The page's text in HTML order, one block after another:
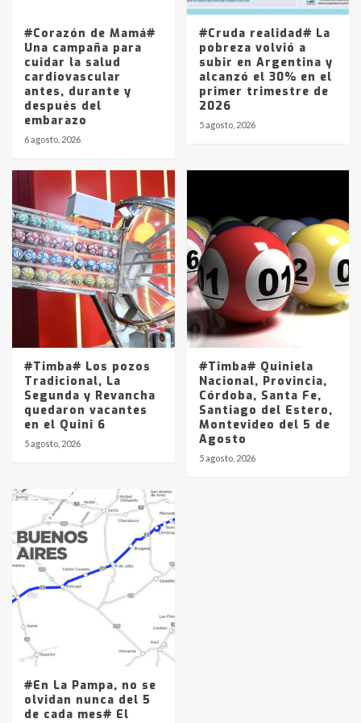
entre 857 a 1338 pesos
#Corazón de Mamá#
Una campaña para
cuidar la salud
cardiovascular
antes, durante y
después del
embarazo
6 agosto, 2026
#Cruda realidad# La
pobreza volvió a
subir en Argentina y
alcanzó el 30% en el
primer trimestre de
2026
5 agosto, 2026
#Timba# Los pozos
Tradicional, La
Segunda y Revancha
quedaron vacantes
en el Quini 6
5 agosto, 2026
#Timba# Quiniela
Nacional, Provincia,
Córdoba, Santa Fe,
Santiago del Estero,
Montevideo del 5 de
Agosto
5 agosto, 2026
#En La Pampa, no se
olvidan nunca del 5
de cada mes# El